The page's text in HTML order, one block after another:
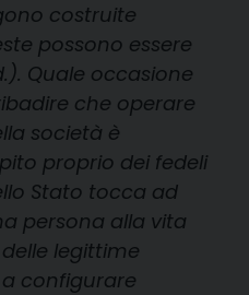
costruite
possono essere
Quale occasione
che operare
società è
proprio dei fedeli
Stato tocca ad
persona alla vita
legittime
configurare